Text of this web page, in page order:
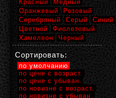
Красный
Медный
Оранжевый
Розовый
Серебряный
Серый
Синий
Цветной
Фиолетовый
Хамелеон
Черный
Сортировать:
по умолчанию
по цене с возраст.
по цене с убыван.
по новизне с возраст.
по новизне с убыван.